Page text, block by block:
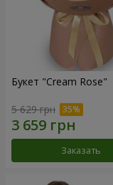
Букет "Cream Rose"
5 629 грн
Заказать